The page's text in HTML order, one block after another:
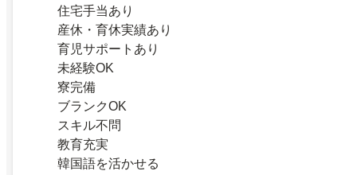
住宅手当あり
産休・育休実績あり
育児サポートあり
未経験OK
寮完備
ブランクOK
スキル不問
教育充実
韓国語を活かせる